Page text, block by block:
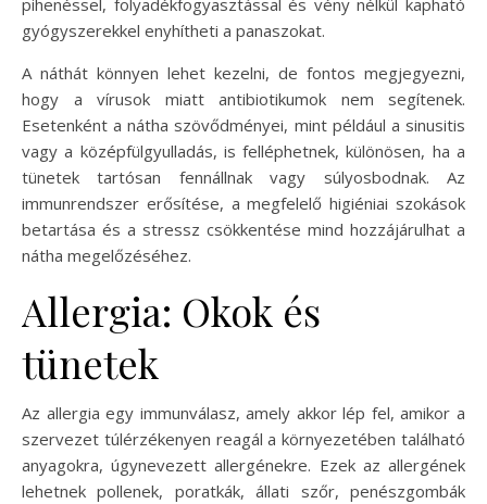
gyógyszerekkel enyhítheti a panaszokat.
A náthát könnyen lehet kezelni, de fontos megjegyezni,
hogy a vírusok miatt antibiotikumok nem segítenek.
Esetenként a nátha szövődményei, mint például a sinusitis
vagy a középfülgyulladás, is felléphetnek, különösen, ha a
tünetek tartósan fennállnak vagy súlyosbodnak. Az
immunrendszer erősítése, a megfelelő higiéniai szokások
betartása és a stressz csökkentése mind hozzájárulhat a
nátha megelőzéséhez.
Allergia: Okok és
tünetek
Az allergia egy immunválasz, amely akkor lép fel, amikor a
szervezet túlérzékenyen reagál a környezetében található
anyagokra, úgynevezett allergénekre. Ezek az allergének
lehetnek pollenek, poratkák, állati szőr, penészgombák